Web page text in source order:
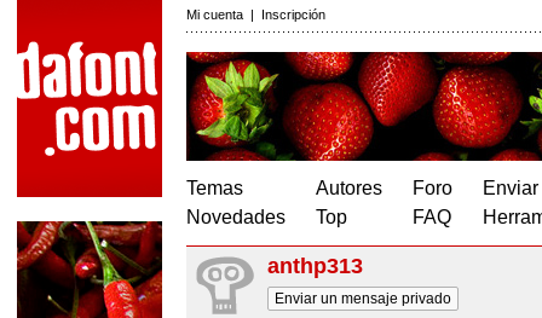
Mi cuenta | Inscripción
Temas
Novedades
Autores
Top
Foro
FAQ
anthp313
Enviar un mensaje privado